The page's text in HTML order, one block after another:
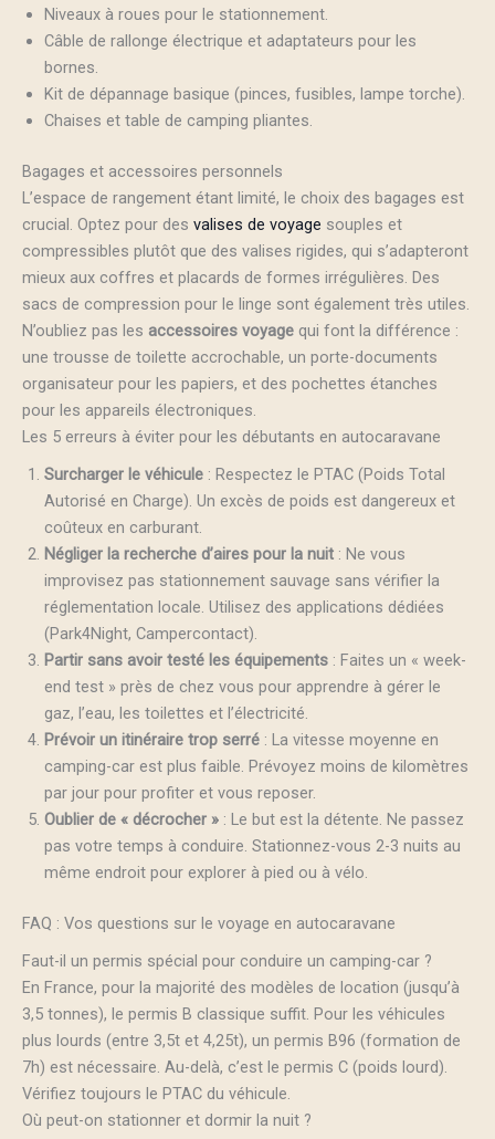
Niveaux à roues pour le stationnement.
Câble de rallonge électrique et adaptateurs pour les
bornes.
Kit de dépannage basique (pinces, fusibles, lampe torche).
Chaises et table de camping pliantes.
Bagages et accessoires personnels
L’espace de rangement étant limité, le choix des bagages est
crucial. Optez pour des valises de voyage souples et
compressibles plutôt que des valises rigides, qui s’adapteront
mieux aux coffres et placards de formes irrégulières. Des
sacs de compression pour le linge sont également très utiles.
N’oubliez pas les accessoires voyage qui font la différence :
une trousse de toilette accrochable, un porte-documents
organisateur pour les papiers, et des pochettes étanches
pour les appareils électroniques.
Les 5 erreurs à éviter pour les débutants en autocaravane
Surcharger le véhicule : Respectez le PTAC (Poids Total
Autorisé en Charge). Un excès de poids est dangereux et
coûteux en carburant.
Négliger la recherche d’aires pour la nuit : Ne vous
improvisez pas stationnement sauvage sans vérifier la
réglementation locale. Utilisez des applications dédiées
(Park4Night, Campercontact).
Partir sans avoir testé les équipements : Faites un « week-
end test » près de chez vous pour apprendre à gérer le
gaz, l’eau, les toilettes et l’électricité.
Prévoir un itinéraire trop serré : La vitesse moyenne en
camping-car est plus faible. Prévoyez moins de kilomètres
par jour pour profiter et vous reposer.
Oublier de « décrocher » : Le but est la détente. Ne passez
pas votre temps à conduire. Stationnez-vous 2-3 nuits au
même endroit pour explorer à pied ou à vélo.
FAQ : Vos questions sur le voyage en autocaravane
Faut-il un permis spécial pour conduire un camping-car ?
En France, pour la majorité des modèles de location (jusqu’à
3,5 tonnes), le permis B classique suffit. Pour les véhicules
plus lourds (entre 3,5t et 4,25t), un permis B96 (formation de
7h) est nécessaire. Au-delà, c’est le permis C (poids lourd).
Vérifiez toujours le PTAC du véhicule.
Où peut-on stationner et dormir la nuit ?